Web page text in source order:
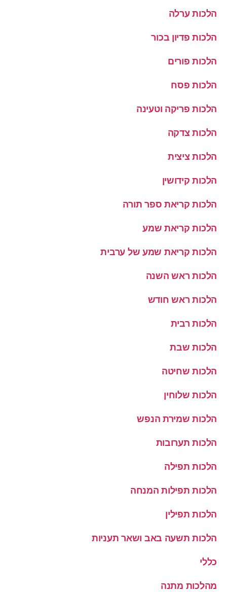
הלכות ערלה
הלכות פדיון בכור
הלכות פורים
הלכות פסח
הלכות פריקה וטעינה
הלכות צדקה
הלכות ציצית
הלכות קידושין
הלכות קריאת ספר תורה
הלכות קריאת שמע
הלכות קריאת שמע של ערבית
הלכות ראש השנה
הלכות ראש חודש
הלכות רבית
הלכות שבת
הלכות שחיטה
הלכות שלוחין
הלכות שמירת הנפש
הלכות תערובות
הלכות תפילה
הלכות תפילות המנחה
הלכות תפילין
הלכות תשעה באב ושאר תעניות
כללי
מהלכות מתנה